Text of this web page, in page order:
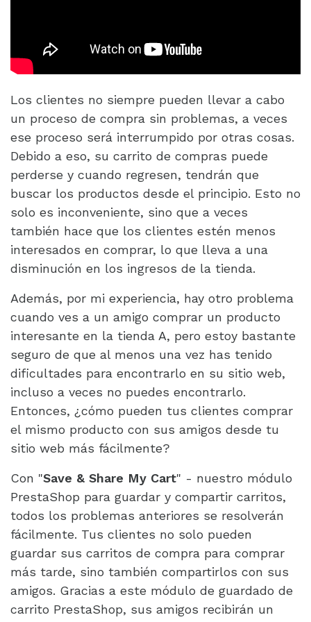
Los clientes no siempre pueden llevar a cabo
un proceso de compra sin problemas, a veces
ese proceso será interrumpido por otras cosas.
Debido a eso, su carrito de compras puede
perderse y cuando regresen, tendrán que
buscar los productos desde el principio. Esto no
solo es inconveniente, sino que a veces
también hace que los clientes estén menos
interesados en comprar, lo que lleva a una
disminución en los ingresos de la tienda.
Además, por mi experiencia, hay otro problema
cuando ves a un amigo comprar un producto
interesante en la tienda A, pero estoy bastante
seguro de que al menos una vez has tenido
dificultades para encontrarlo en su sitio web,
incluso a veces no puedes encontrarlo.
Entonces, ¿cómo pueden tus clientes comprar
el mismo producto con sus amigos desde tu
sitio web más fácilmente?
Con "Save & Share My Cart" - nuestro módulo
PrestaShop para guardar y compartir carritos,
todos los problemas anteriores se resolverán
fácilmente. Tus clientes no solo pueden
guardar sus carritos de compra para comprar
más tarde, sino también compartirlos con sus
amigos. Gracias a este módulo de guardado de
carrito PrestaShop, sus amigos recibirán un